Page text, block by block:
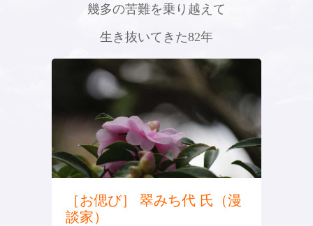
幾多の苦難を乗り越えて
生き抜いてきた82年
［お偲び］ 翠みち代 氏（漫
談家）